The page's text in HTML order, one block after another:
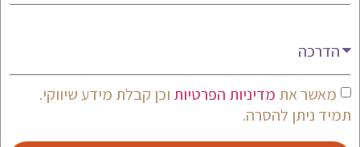
מאשר את מדיניות הפרטיות וכן קבלת מידע שיווקי.
תמיד ניתן להסרה.